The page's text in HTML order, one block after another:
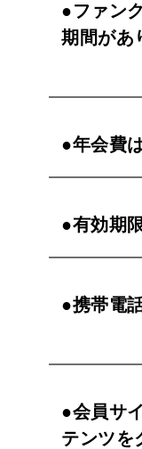
●ファン
期間があ
●年会費
●有効期
●携帯電
●会員サ
テンツを